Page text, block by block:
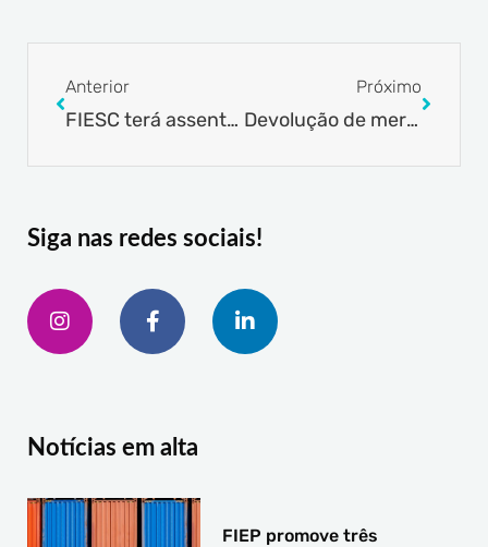
Anterior
FIESC terá assento em Conselho Mundial de Comércio Exterior
Próximo
Devolução de mercadoria importada: é possível?
Siga nas redes sociais!
I
n
s
t
a
m
F
a
c
e
k
-
L
n
k
Notícias em alta
FIEP promove três